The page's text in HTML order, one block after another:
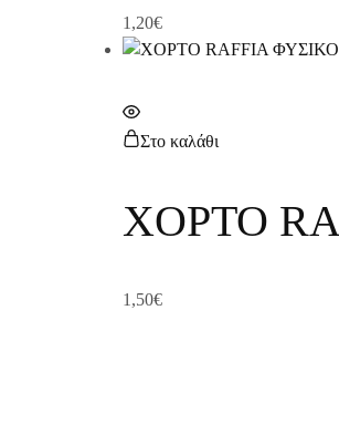
1,20€
Στο καλάθι
ΧΟΡΤΟ
1,50€